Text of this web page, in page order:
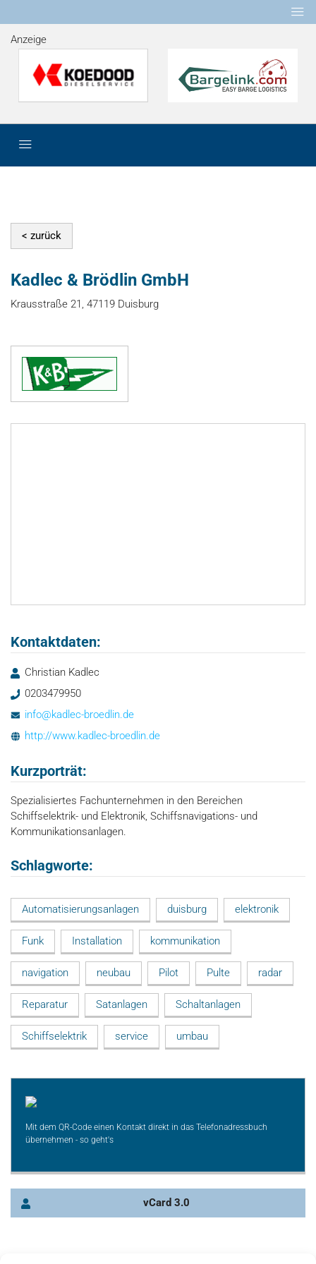
Anzeige
Kadlec & Brödlin GmbH
Krausstraße 21, 47119 Duisburg
Kontaktdaten:
Christian Kadlec
0203479950
info@kadlec-broedlin.de
http://www.kadlec-broedlin.de
Kurzporträt:
Spezialisiertes Fachunternehmen in den Bereichen
Schiffselektrik- und Elektronik, Schiffsnavigations- und
Kommunikationsanlagen.
Schlagworte:
Automatisierungsanlagen duisburg elektronik
Funk Installation kommunikation
navigation neubau Pilot Pulte radar
Reparatur Satanlagen Schaltanlagen
Schiffselektrik service umbau
Mit dem QR-Code einen Kontakt direkt in das Telefonadressbuch
übernehmen - so geht's
vCard 3.0